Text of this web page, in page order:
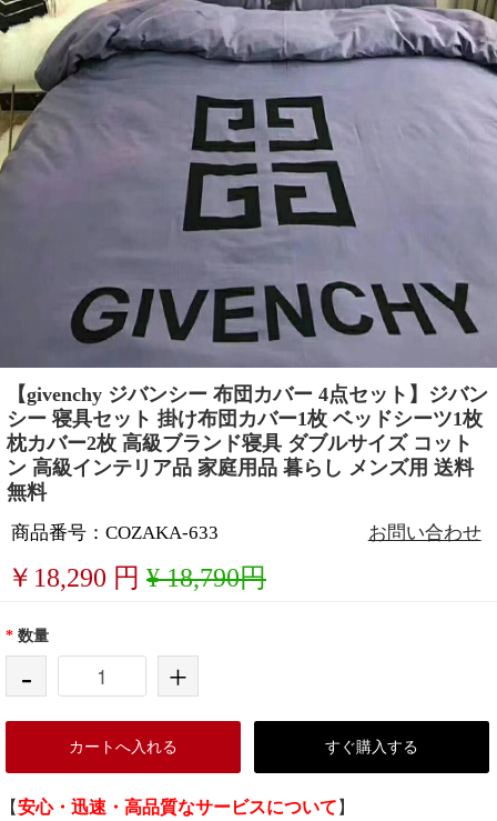
【givenchy ジバンシー 布団カバー 4点セット】ジバン
シー 寝具セット 掛け布団カバー1枚 ベッドシーツ1枚
枕カバー2枚 高級ブランド寝具 ダブルサイズ コット
ン 高級インテリア品 家庭用品 暮らし メンズ用 送料
無料
商品番号：COZAKA-633 お問い合わせ
￥ 18,290 円 ¥ 18,790円
* 数量
- +
カートへ入れる すぐ購入する
【安心・迅速・高品質なサービスについて 】